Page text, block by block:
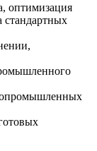
оптимизация
стандартных